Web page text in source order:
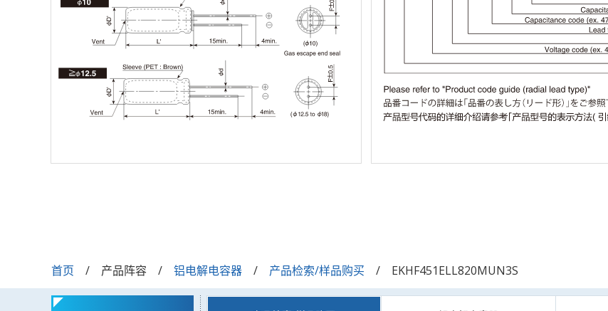
首页 产品阵容 铝电解电容器 产品检索/样品购买 EKHF451ELL820MUN3S